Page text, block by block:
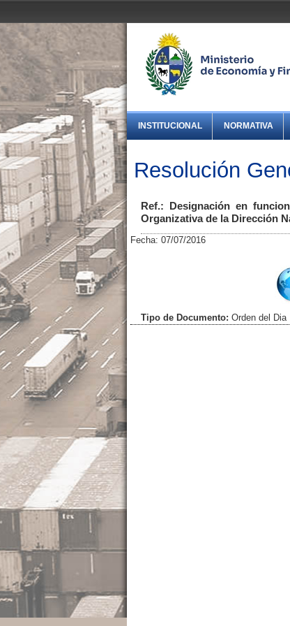
INSTITUCIONAL NORMATIVA
Resolución
Ref.: Designación en
Organizativa de la Dirección
Fecha: 07/07/2016
Tipo de Documento: Orden del Dia